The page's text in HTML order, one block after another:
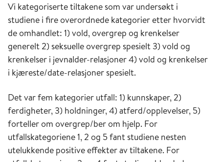
Vi kategoriserte tiltakene som var undersøkt i
studiene i fire overordnede kategorier etter hvorvidt
de omhandlet: 1) vold, overgrep og krenkelser
generelt 2) seksuelle overgrep spesielt 3) vold og
krenkelser i jevnalder-relasjoner 4) vold og krenkelser
i kjæreste/date-relasjoner spesielt.
Det var fem kategorier utfall: 1) kunnskaper, 2)
ferdigheter, 3) holdninger, 4) atferd/opplevelser, 5)
forteller om overgrep/ber om hjelp. For
utfallskategoriene 1, 2 og 5 fant studiene nesten
utelukkende positive effekter av tiltakene. For